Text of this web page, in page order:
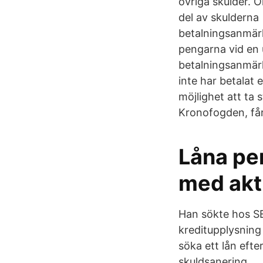
del av
pengarna vid
inte har betalat
möjlighet att ta
Kronofogden,
Låna
med
Han sökte hos
söka ett lån